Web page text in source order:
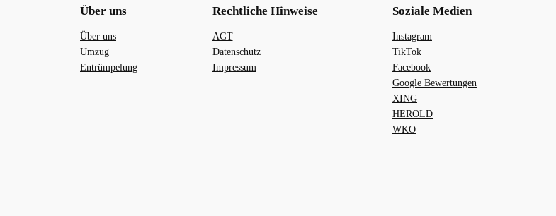
Über uns
Über uns
Umzug
Entrümpelung
Rechtliche Hinweise
AGT
Datenschutz
Impressum
Soziale Medien
Instagram
TikTok
Facebook
Google Bewertungen
XING
HEROLD
WKO